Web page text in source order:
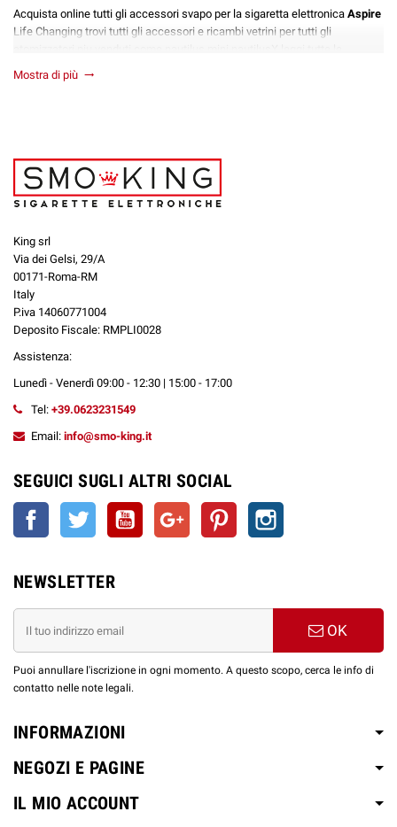
Acquista online tutti gli accessori svapo per la sigaretta elettronica Aspire
Life Changing trovi tutti gli accessori e ricambi vetrini per tutti gli
recensioni del nostro
Mostra di più trending_flat
King srl
Via dei Gelsi, 29/A
00171-Roma-RM
Italy
P.iva 14060771004
Deposito Fiscale: RMPLI0028
Assistenza:
Lunedì - Venerdì 09:00 - 12:30 | 15:00 - 17:00
Tel: +39.0623231549
Email: info@smo-king.it
SEGUICI SUGLI ALTRI SOCIAL
Facebook Twitter YouTube Google+ Pinterest
NEWSLETTER
OK
Puoi annullare l'iscrizione in ogni momento. A questo scopo, cerca le info di
contatto nelle note legali.
INFORMAZIONI
NEGOZI E PAGINE
IL MIO ACCOUNT